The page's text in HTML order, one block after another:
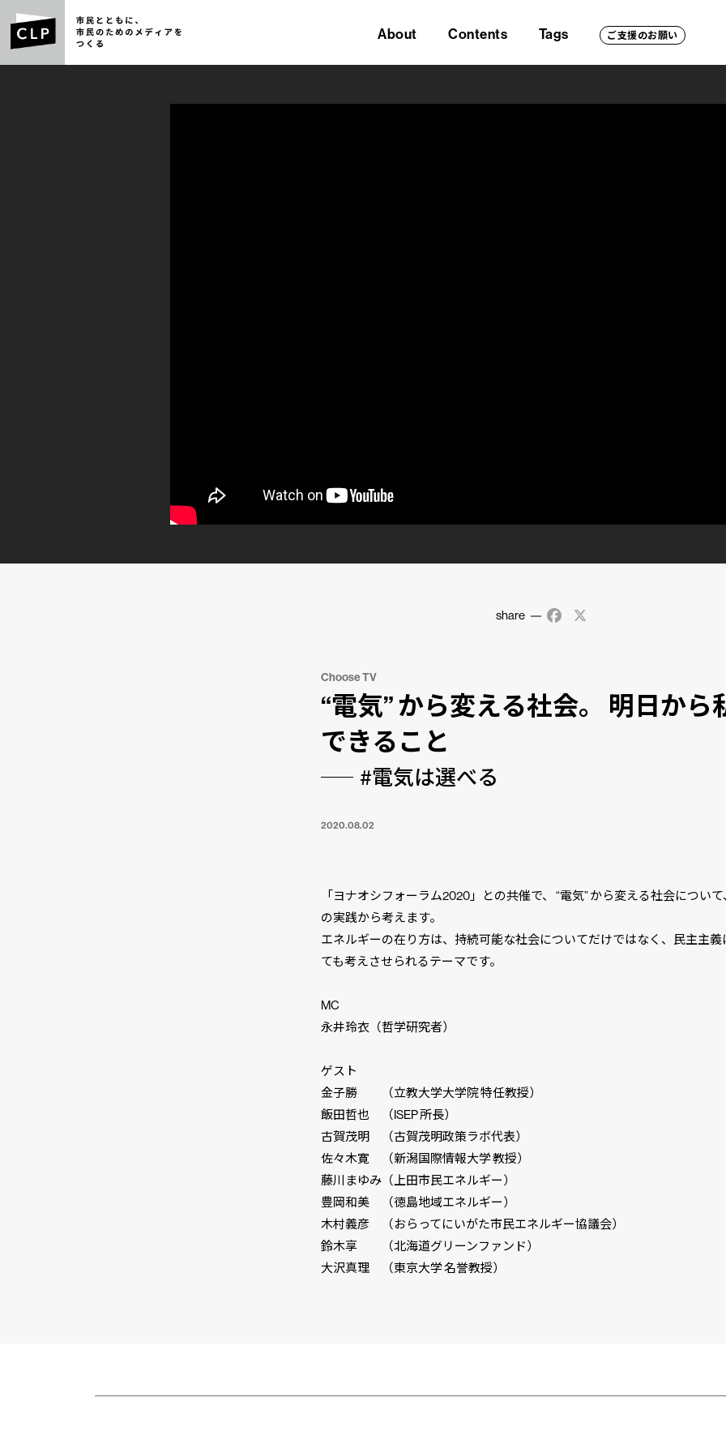
About Contents Tags ご支援のお願い
share Facebook
Choose TV
“電気” から変える社会。 明日から
できること
#電気は選べる
2020.08.02
「ヨナオシフォーラム2020」との共催で、 “電気” から変える社会につい
の実践から考えます。
エネルギーの在り方は、持続可能な社会についてだけではなく、民主主義
ても考えさせられるテーマです。
MC
永井玲衣（哲学研究者）
ゲスト
金子勝 （立教大学大学院 特任教授）
飯田哲也 （ISEP 所長）
古賀茂明 （古賀茂明政策ラボ代表）
佐々木寛 （新潟国際情報大学 教授）
藤川まゆみ（上田市民エネルギー）
豊岡和美 （徳島地域エネルギー）
木村義彦 （おらってにいがた市民エネルギー協議会）
鈴木享 （北海道グリーンファンド）
大沢真理 （東京大学 名誉教授）